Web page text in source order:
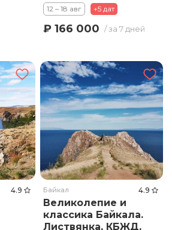
12 – 18 авг +5 дат
₽ 166 000 / за 7 дней
4.9 Байкал 4.9
Великолепие и
классика Байкала.
Листвянка, КБЖД,